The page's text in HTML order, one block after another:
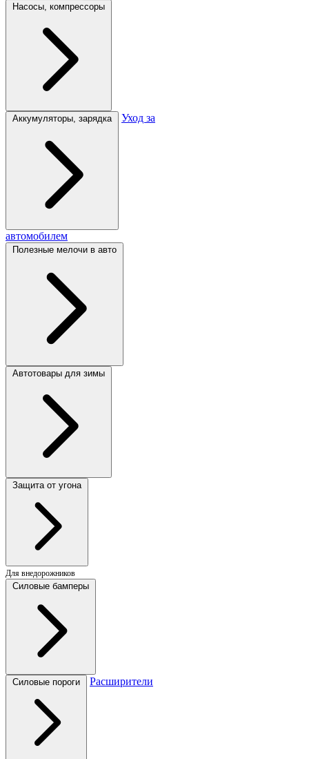
Насосы, компрессоры
Аккумуляторы, зарядка Уход за
автомобилем
Полезные мелочи в авто
Автотовары для зимы
Защита от угона
Для внедорожников
Силовые бамперы
Силовые пороги Расширители